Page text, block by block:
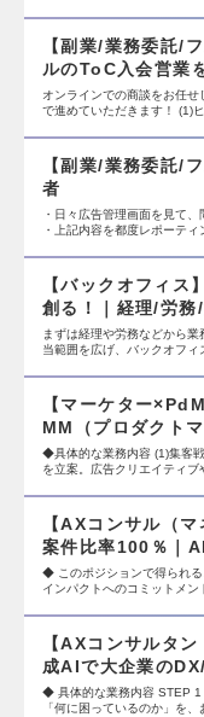
【副業/業務委託/
ルのToC入会営業
オンラインでの商談をお任
で進めていただきます！ (1)
【副業/業務委託/
者
・日々広告管理画面を見て
・上記内容を都度レポーティ
【バックオフィス
創る！｜経理/労務
まずは経理や労務などから
当範囲を広げ、バックオフィ
【マーケター
MM（プロダクト
◆具体的な業務内容 (1)集客
を立案。広告クリエイティブ
【AXコンサル（
案件比率100％｜
◆ このポジションで得られ
インパクトへのコミットメン
【AXコンサルタ
成AIで大企業の
◆ 具体的な業務内容 STEP 1
「何に困っているのか」を